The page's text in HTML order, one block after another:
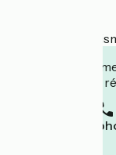
?? Qualité
Cet
leur site pour